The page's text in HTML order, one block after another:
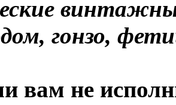
гонзо,
вам не